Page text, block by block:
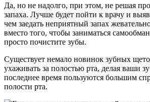
Да, но не надолго, при этом, не решая
запаха. Лучше будет пойти к врачу и
чем заедать неприятный запах
вместо того, чтобы заниматься
просто почистите зубы.
Существует немало новинок зубных
ухаживать за полостью рта, делая ваши
последнее время пользуются большим
полости рта.